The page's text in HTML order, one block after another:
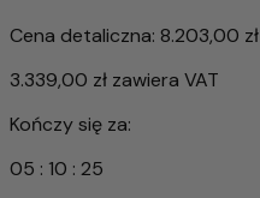
Cena detaliczna: 8.203,00 zł
3.339,00 zł zawiera VAT
Kończy się za:
05 : 10 : 23